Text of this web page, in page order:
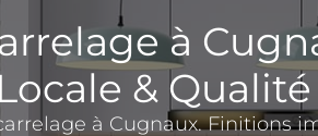
à
& Qualité
à Cugnaux. Finitions